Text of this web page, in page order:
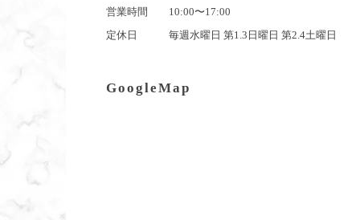
営業時間
10:00〜17:00
定休日
毎週水曜日 第1.3日曜日 第2.4土曜日
GoogleMap